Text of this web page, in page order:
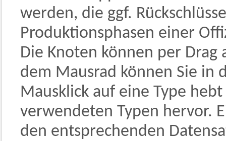
werden, die ggf.
Produktionsphasen einer
Die Knoten können per
dem Mausrad können Sie in
Mausklick auf eine Type
verwendeten Typen hervor.
den entsprechenden